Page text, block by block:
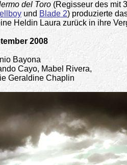
del Toro (Regisseur des mit
und Blade 2) produzierte
Heldin Laura zurück in ihre
2008
Bayona
Cayo, Mabel Rivera,
Geraldine Chaplin